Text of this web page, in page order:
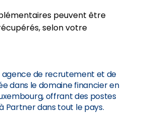
peuvent être
selon votre
agence de recrutement et de
dans le domaine financier en
offrant des postes
Partner dans tout le pays.